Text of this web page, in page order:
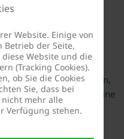
dass laut
Verfahren
auf messbare
Im Gegenzug
aber auch
Entscheidungen,
getroffen hätten. Eine
unter 653
in Tiroler Klein- und
Website. Einige von
Betrieb der Seite,
Website und die
(Tracking Cookies).
ob Sie die Cookies
Sie, dass bei
mehr alle
Verfügung stehen.